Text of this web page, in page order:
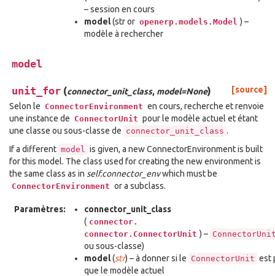
– session en cours
model(str or openerp.models.Model ) –
modèle à rechercher
model
unit_for (connector_unit_class, model=None)
[source]
Selon le ConnectorEnvironment en cours, recherche et renvoie
une instance de ConnectorUnit pour le modèle actuel et étant
une classe ou sous-classe de connector_unit_class .
If a different model is given, a new ConnectorEnvironment is built
for this model. The class used for creating the new environment is
the same class as in self.connector_envwhich must be
ConnectorEnvironment or a subclass.
Paramètres:
connector_unit_class
( connector.
connector.ConnectorUnit ) –
ou sous-classe)
model(str) – à donner si le ConnectorUnit est
que le modèle actuel